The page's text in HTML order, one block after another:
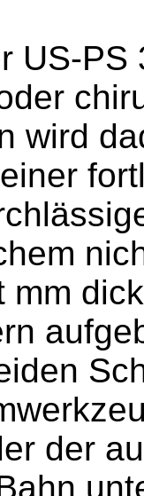
US-PS
wird
mm
der